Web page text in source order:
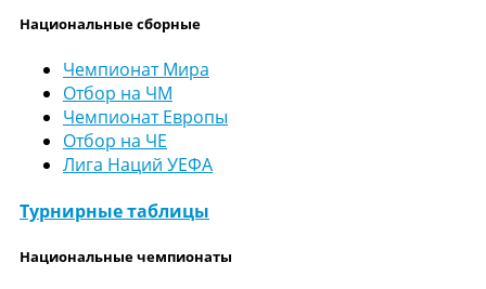
Национальные сборные
Чемпионат Мира
Отбор на ЧМ
Чемпионат Европы
Отбор на ЧЕ
Лига Наций УЕФА
Турнирные таблицы
Национальные чемпионаты